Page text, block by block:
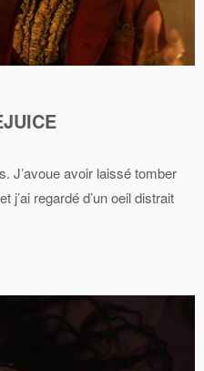
J’avoue avoir laissé tomber
j’ai regardé d’un oeil distrait